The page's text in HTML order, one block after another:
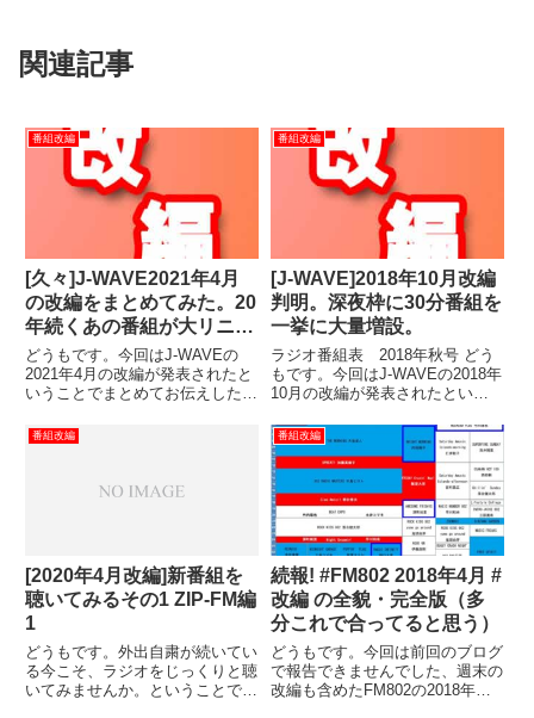
関連記事
番組改編
[久々]J-WAVE2021年4月
の改編をまとめてみた。20
年続くあの番組が大リニュ
ーアル
どうもです。今回はJ-WAVEの
2021年4月の改編が発表されたと
いうことでまとめてお伝えしたい
は久々ですね。2021年に「声と
ッドキャストサービ...
番組改編
[J-WAVE]2018年10月改編
判明。深夜枠に30分番組を
一挙に大量増設。
ラジオ番組表 2018年秋号 どう
もです。今回はJ-WAVEの2018年
10月の改編が発表されたという
います。J-WAVEといえば、1年
前の秋にいわゆる「働き方改革」
や「プレミアムフライデー」をど
んと見据えてラ...
番組改編
[2020年4月改編]新番組を
聴いてみるその1 ZIP-FM編
1
どうもです。外出自粛が続いてい
る今こそ、ラジオをじっくりと聴
いてみませんか。ということで今
番組改編
続報! #FM802 2018年4月 #
改編 の全貌・完全版（多
分これで合ってると思う）
どうもです。今回は前回のブログ
で報告できませんでした、週末の
改編も含めたFM802の2018年改